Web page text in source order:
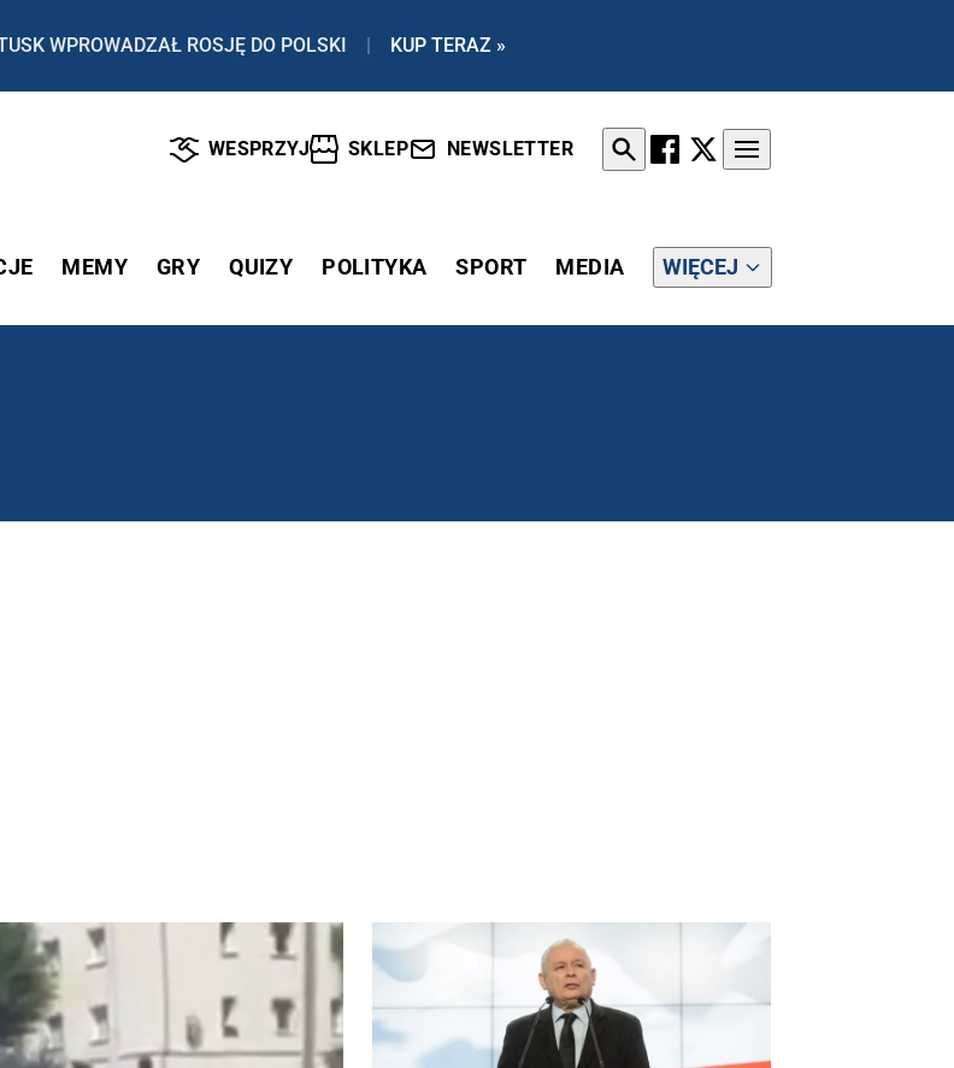
WPROWADZAŁ ROSJĘ DO POLSKI | KUP TERAZ »
WESPRZYJ SKLEP NEWSLETTER
MEMY GRY QUIZY POLITYKA SPORT MEDIA WIĘCEJ